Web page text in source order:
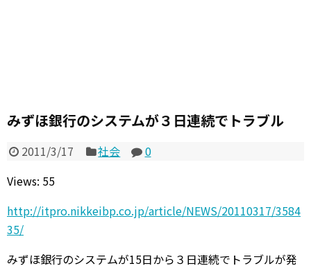
みずほ銀行のシステムが３日連続でトラブル
2011/3/17 社会
0
Views: 55
http://itpro.nikkeibp.co.jp/article/NEWS/20110317/3584
35/
みずほ銀行のシステムが15日から３日連続でトラブルが発